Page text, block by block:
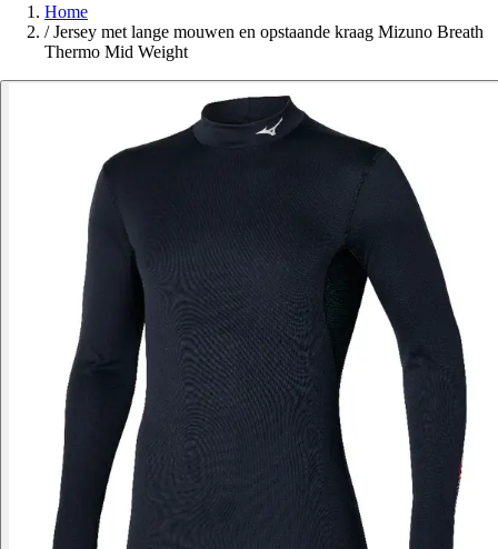
Home
/ Jersey met lange mouwen en opstaande kraag Mizuno Breath
Thermo Mid Weight